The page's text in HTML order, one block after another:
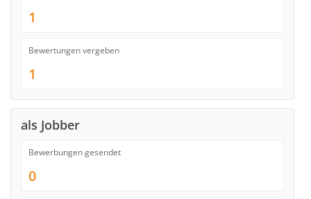
1
Bewertungen vergeben
1
als Jobber
Bewerbungen gesendet
0